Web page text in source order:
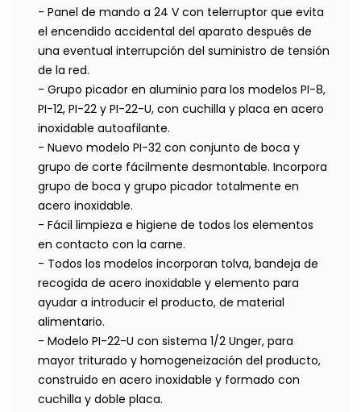
- Panel de mando a 24 V con telerruptor que evita
el encendido accidental del aparato después de
una eventual interrupción del suministro de tensión
de la red.
- Grupo picador en aluminio para los modelos PI-8,
PI-12, PI-22 y PI-22-U, con cuchilla y placa en acero
inoxidable autoafilante.
- Nuevo modelo PI-32 con conjunto de boca y
grupo de corte fácilmente desmontable. Incorpora
grupo de boca y grupo picador totalmente en
acero inoxidable.
- Fácil limpieza e higiene de todos los elementos
en contacto con la carne.
- Todos los modelos incorporan tolva, bandeja de
recogida de acero inoxidable y elemento para
ayudar a introducir el producto, de material
alimentario.
- Modelo PI-22-U con sistema 1/2 Unger, para
mayor triturado y homogeneización del producto,
construido en acero inoxidable y formado con
cuchilla y doble placa.